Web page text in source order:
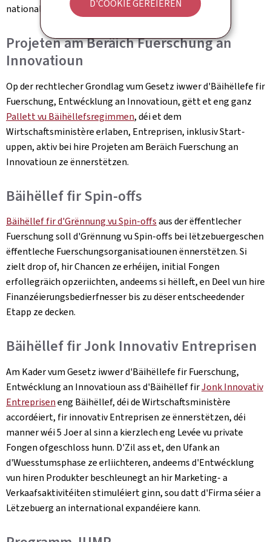
D'COOKIË GERÉIEREN
nationaler Ekonomie gëllt.
Projeten am Beräich Fuerschung an
Innovatioun
Op der rechtlecher Grondlag vum Gesetz iwwer d'Bäihëllefe fir
Fuerschung, Entwécklung an Innovatioun, gëtt et eng ganz
Pallett vu Bäihëllefsregimmen, déi et dem
Wirtschaftsministère erlaben, Entreprisen, inklusiv Start-
uppen, aktiv bei hire Projeten am Beräich Fuerschung an
Innovatioun ze ënnerstëtzen.
Bäihëllef fir Spin-offs
Bäihëllef fir d'Grënnung vu Spin-offsaus der ëffentlecher
Fuerschung soll d'Grënnung vu Spin-offs bei lëtzebuergeschen
ëffentleche Fuerschungsorganisatiounen ënnerstëtzen. Si
zielt drop of, hir Chancen ze erhéijen, initial Fongen
erfollegräich opzeriichten, andeems si hëlleft, en Deel vun hire
Finanzéierungsbedierfnesser bis zu dëser entscheedender
Etapp ze decken.
Bäihëllef fir Jonk Innovativ Entreprisen
Am Kader vum Gesetz iwwer d'Bäihëllefe fir Fuerschung,
Entwécklung an Innovatioun ass d'Bäihëllef firJonk Innovativ
Entrepriseneng Bäihëllef, déi de Wirtschaftsministère
accordéiert, fir innovativ Entreprisen ze ënnerstëtzen, déi
manner wéi 5 Joer al sinn a kierzlech eng Levée vu private
Fongen ofgeschloss hunn. D'Zil ass et, den Ufank an
d'Wuesstumsphase ze erliichteren, andeems d'Entwécklung
vun hiren Produkter beschleunegt an hir Marketing- a
Verkaafsaktivitéiten stimuléiert ginn, sou datt d'Firma séier a
Lëtzebuerg an international expandéiere kann.